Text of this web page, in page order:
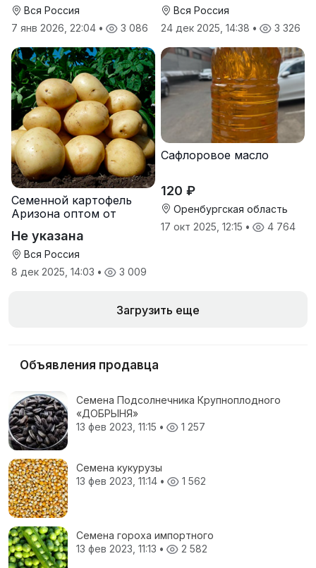
Вся Россия
7 янв 2026, 22:04 • 3 086
Вся Россия
24 дек 2025, 14:38 • 3 326
Семенной картофель
Аризона оптом от
Не указана
Вся Россия
8 дек 2025, 14:03 • 3 009
Сафлоровое масло
120 ₽
Оренбургская область
17 окт 2025, 12:15 • 4 764
Загрузить еще
Объявления продавца
Семена Подсолнечника Крупноплодного
«ДОБРЫНЯ»
13 фев 2023, 11:15 • 1 257
Семена кукурузы
13 фев 2023, 11:14 • 1 562
Семена гороха импортного
13 фев 2023, 11:13 • 2 582